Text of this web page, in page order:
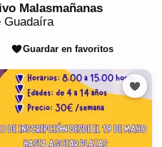
Malasmañanas
Guadaíra
Guardar en favoritos